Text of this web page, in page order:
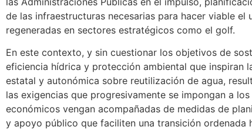
de las infraestructuras necesarias para hacer viable el
regeneradas en sectores estratégicos como el golf.
En este contexto, y sin cuestionar los objetivos de
eficiencia hídrica y protección ambiental que inspiran
estatal y autonómica sobre reutilización de agua,
las exigencias que progresivamente se impongan a
económicos vengan acompañadas de medidas de
y apoyo público que faciliten una transición ordenada